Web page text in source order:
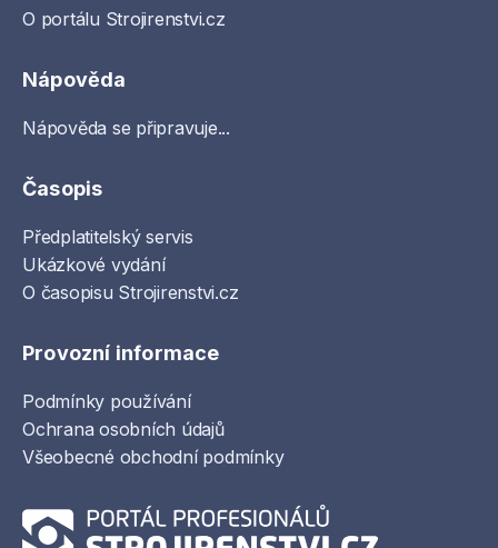
O portálu Strojirenstvi.cz
Nápověda
Nápověda se připravuje...
Časopis
Předplatitelský servis
Ukázkové vydání
O časopisu Strojirenstvi.cz
Provozní informace
Podmínky používání
Ochrana osobních údajů
Všeobecné obchodní podmínky